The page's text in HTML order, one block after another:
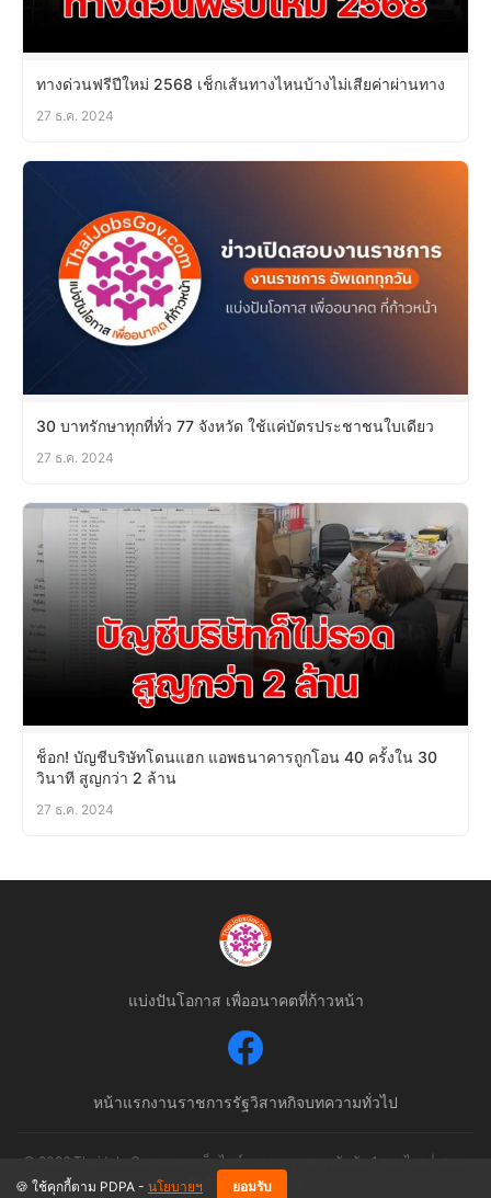
ทางด่วนฟรีปีใหม่ 2568 เช็กเส้นทางไหนบ้างไม่เสียค่าผ่านทาง
27 ธ.ค. 2024
30 บาทรักษาทุกที่ทั่ว 77 จังหวัด ใช้แค่บัตรประชาชนใบเดียว
27 ธ.ค. 2024
ช็อก! บัญชีบริษัทโดนแฮก แอพธนาคารถูกโอน 40 ครั้งใน 30
วินาที สูญกว่า 2 ล้าน
27 ธ.ค. 2024
แบ่งปันโอกาส เพื่ออนาคตที่ก้าวหน้า
หน้าแรกงานราชการรัฐวิสาหกิจบทความทั่วไป
© 2026 ThaiJobsGov.com - เว็บไซต์รวมงานราชการอันดับ 1 ของไทย | สงวน
ลิขสิทธิ์ตามกฎหมาย
🍪 ใช้คุกกี้ตาม PDPA - นโยบายฯ ยอมรับ